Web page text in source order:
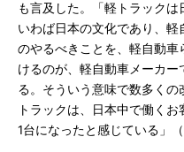
も言及した。「軽トラックは
いわば日本の文化であり、
のやるべきことを、軽自動
けるのが、軽自動車メーカ
る。そういう意味で数多くの
トラックは、日本中で働く
1台になったと感じている」（